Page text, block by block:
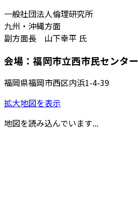
一般社団法人倫理研究所
九州・沖縄方面
副方面長 山下幸平 氏
会場：福岡市立西市民センター
福岡県福岡市西区内浜1-4-39
拡大地図を表示
地図を読み込んでいます...